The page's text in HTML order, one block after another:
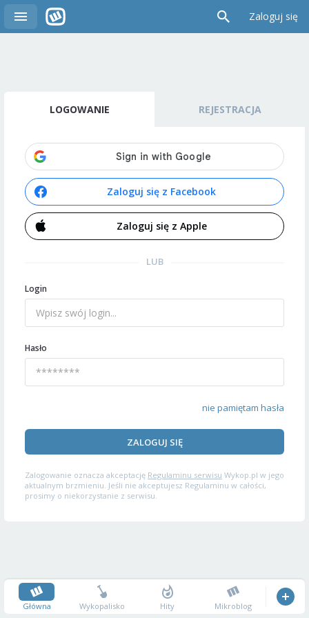
Zaloguj się
LOGOWANIE REJESTRACJA
Zaloguj się z Facebook
Zaloguj się z Apple
LUB
Login
Hasło
nie pamiętam hasła
ZALOGUJ SIĘ
Zalogowanie oznacza akceptację Regulaminu serwisu Wykop.pl w jego
aktualnym brzmieniu. Jeśli nie akceptujesz Regulaminu w całości,
prosimy o niekorzystanie z serwisu.
Główna Wykopalisko Hity Mikroblog